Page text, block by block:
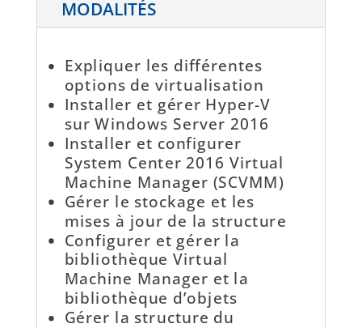
MODALITÉS
Expliquer les différentes
options de virtualisation
Installer et gérer Hyper-V
sur Windows Server 2016
Installer et configurer
System Center 2016 Virtual
Machine Manager (SCVMM)
Gérer le stockage et les
mises à jour de la structure
Configurer et gérer la
bibliothèque Virtual
Machine Manager et la
bibliothèque d’objets
Gérer la structure du